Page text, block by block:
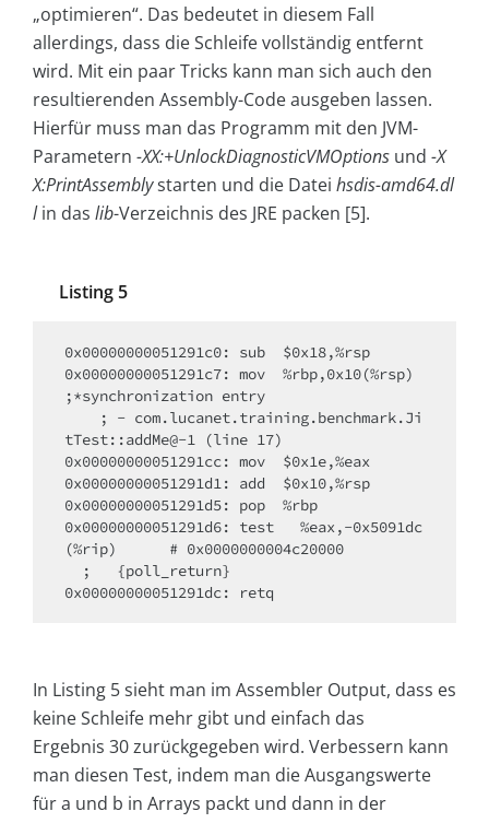
„optimieren“. Das bedeutet in diesem Fall
allerdings, dass die Schleife vollständig entfernt
wird. Mit ein paar Tricks kann man sich auch den
resultierenden Assembly-Code ausgeben lassen.
Hierfür muss man das Programm mit den JVM-
Parametern -XX:+UnlockDiagnosticVMOptions und -X
X:PrintAssemblystarten und die Datei hsdis-amd64.dl
lin das lib-Verzeichnis des JRE packen [5].
Listing 5
0x00000000051291c0: sub  $0x18,%rsp​
0x00000000051291c7: mov  %rbp,0x10(%rsp)
;*synchronization entry​
tTest::addMe@-1 (line 17)​
​0x00000000051291cc: mov  $0x1e,%eax​
0x00000000051291d1: add  $0x10,%rsp​
0x00000000051291d5: pop  %rbp​
0x00000000051291d6: test   %eax,-0x5091dc
(%rip)      # 0x0000000004c20000​
0x00000000051291dc: retq
In Listing 5 sieht man im Assembler Output, dass es
keine Schleife mehr gibt und einfach das
Ergebnis 30 zurückgegeben wird. Verbessern kann
man diesen Test, indem man die Ausgangswerte
für a und b in Arrays packt und dann in der